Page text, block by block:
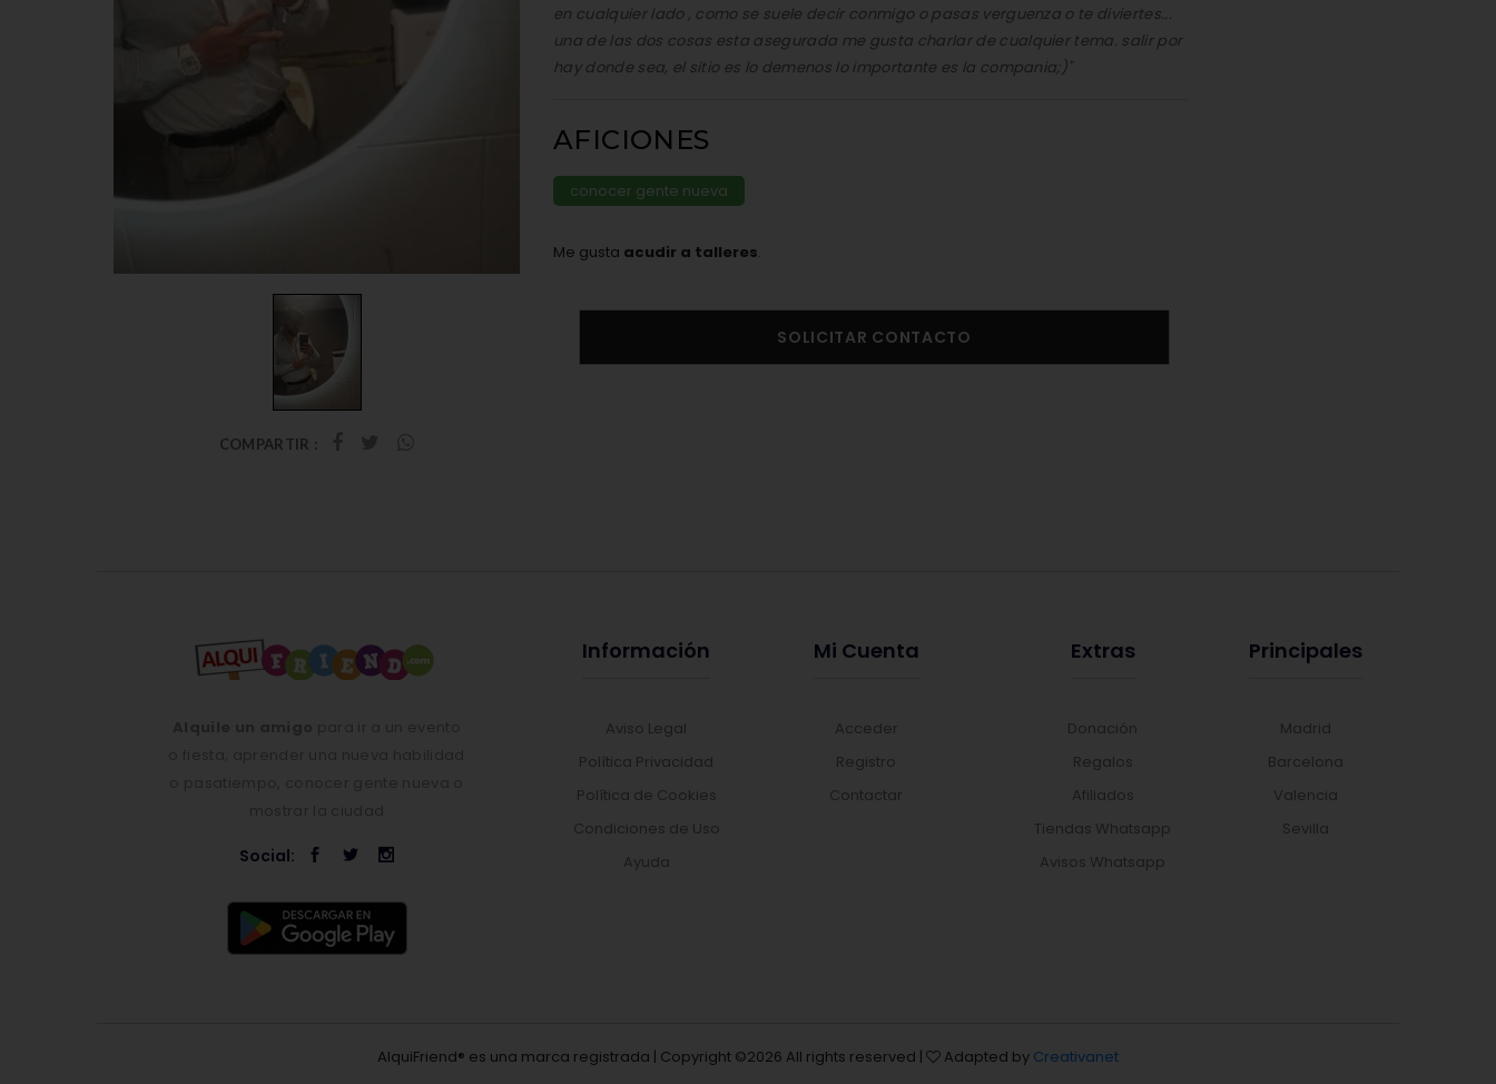
COMPARTIR :
en cualquier lado , como se suele decir conmigo o pasas verguenza o te diviertes...
una de las dos cosas esta asegurada me gusta charlar de cualquier tema. salir por
hay donde sea, el sitio es lo demenos lo importante es la compania;)"
AFICIONES
conocer gente nueva
Me gusta acudir a talleres.
SOLICITAR CONTACTO
Social:
Información
Aviso Legal
Política Privacidad
Política de Cookies
Condiciones de Uso
Ayuda
Mi Cuenta
Acceder
Registro
Contactar
Extras
Donación
Regalos
Afiliados
Tiendas Whatsapp
Avisos Whatsapp
Principales
Madrid
Barcelona
Valencia
Sevilla
AlquiFriend® es una marca registrada | Copyright ©2026 All rights reserved | Adapted by Creativanet